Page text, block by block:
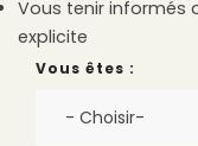
Vous tenir informés
explicite
Vous êtes :